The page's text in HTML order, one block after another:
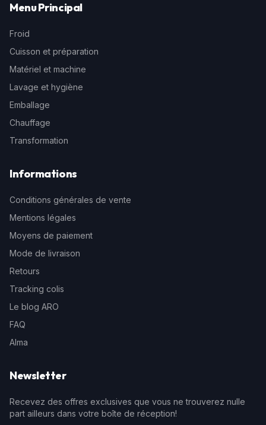
Menu Principal
Froid
Cuisson et préparation
Matériel et machine
Lavage et hygiène
Emballage
Chauffage
Transformation
Informations
Conditions générales de vente
Mentions légales
Moyens de paiement
Mode de livraison
Retours
Tracking colis
Le blog ARO
FAQ
Alma
Newsletter
Recevez des offres exclusives que vous ne trouverez nulle
part ailleurs dans votre boîte de réception!